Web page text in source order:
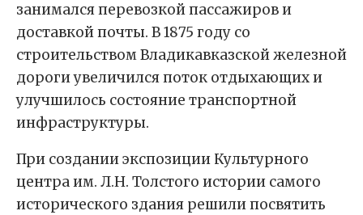
занимался перевозкой пассажиров и
доставкой почты. В 1875 году со
строительством Владикавказской железной
дороги увеличился поток отдыхающих и
улучшилось состояние транспортной
инфраструктуры.
При создании экспозиции Культурного
центра им. Л.Н. Толстого истории самого
исторического здания решили посвятить